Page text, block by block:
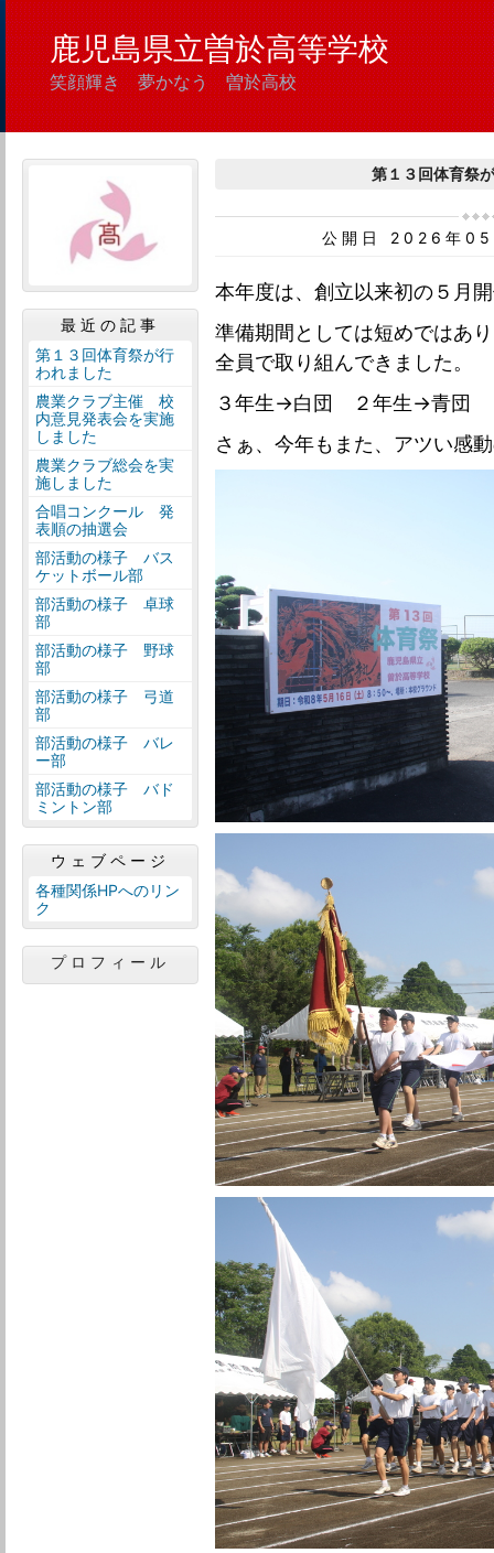
鹿児島県立曽於高等学校
笑顔輝き 夢かなう 曽於高校
第１３回体育祭
公開日 2026年
本年度は、創立以来初の５月
準備期間としては短めではあ
全員で取り組んできました。
３年生→白団 ２年生→青団
さぁ、今年もまた、アツい感
最近の記事
第１３回体育祭が行
われました
農業クラブ主催 校
内意見発表会を実施
しました
農業クラブ総会を実
施しました
合唱コンクール 発
表順の抽選会
部活動の様子 バス
ケットボール部
部活動の様子 卓球
部
部活動の様子 野球
部
部活動の様子 弓道
部
部活動の様子 バレ
ー部
部活動の様子 バド
ミントン部
ウェブページ
各種関係HPへのリン
ク
プロフィール